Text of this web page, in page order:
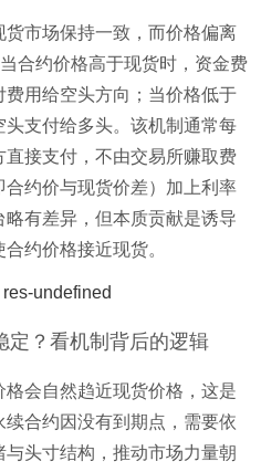
市场保持一致，而价格偏离
合约价格高于现货时，资金费
用给空头方向；当价格低于
支付给多头。该机制通常每
接支付，不由交易所赚取费
约价与现货价差）加上利率
有差异，但本质贡献是诱导
约价格接近现货。
定？看机制背后的逻辑
会自然趋近现货价格，这是
合约因没有到期点，需要依
头寸结构，推动市场力量朝